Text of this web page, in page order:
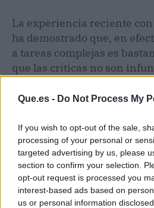
Que.es - Do Not Process My
If you wish to opt-out of the sale,
processing of your personal or
targeted advertising by us, please
section to confirm your selection.
opt-out request is processed you
interest-based ads based on
us or personal information
La experiencia reciente
ha demostrado que, en
a tareas complejas es
que las críticas no son